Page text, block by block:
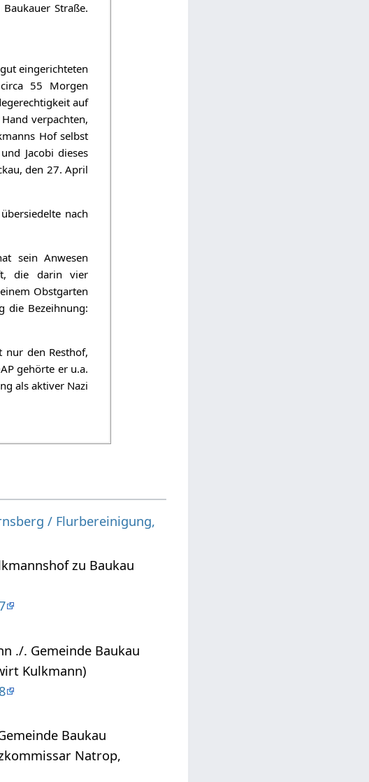
Straße.
eingerichteten
55 Morgen
auf
verpachten,
Hof selbst
Jacobi dieses
den 27. April
nach
sein Anwesen
die darin vier
Obstgarten
die Bezeihnung:
nur den Resthof,
gehörte er u.a.
als aktiver Nazi
/ Flurbereinigung,
zu Baukau
./. Gemeinde Baukau
Kulkmann)
Baukau
Natrop,